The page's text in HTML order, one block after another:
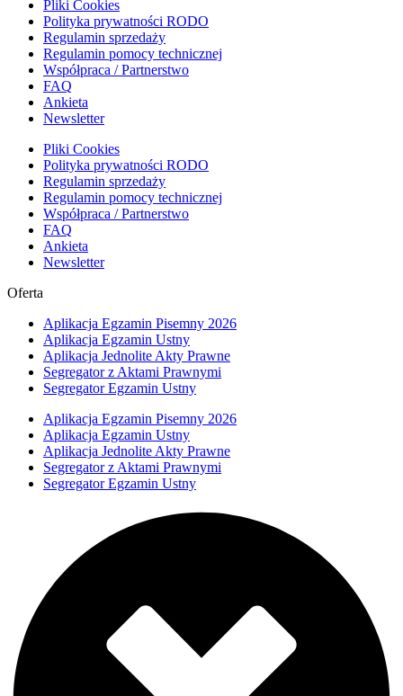
Pliki Cookies
Polityka prywatności RODO
Regulamin sprzedaży
Regulamin pomocy technicznej
Współpraca / Partnerstwo
FAQ
Ankieta
Newsletter
Pliki Cookies
Polityka prywatności RODO
Regulamin sprzedaży
Regulamin pomocy technicznej
Współpraca / Partnerstwo
FAQ
Ankieta
Newsletter
Oferta
Aplikacja Egzamin Pisemny 2026
Aplikacja Egzamin Ustny
Aplikacja Jednolite Akty Prawne
Segregator z Aktami Prawnymi
Segregator Egzamin Ustny
Aplikacja Egzamin Pisemny 2026
Aplikacja Egzamin Ustny
Aplikacja Jednolite Akty Prawne
Segregator z Aktami Prawnymi
Segregator Egzamin Ustny